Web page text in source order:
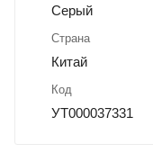
Серый
Страна
Китай
Код
УТ000037331